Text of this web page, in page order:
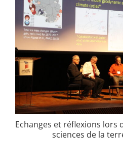
Echanges et réflexions lors
sciences de la